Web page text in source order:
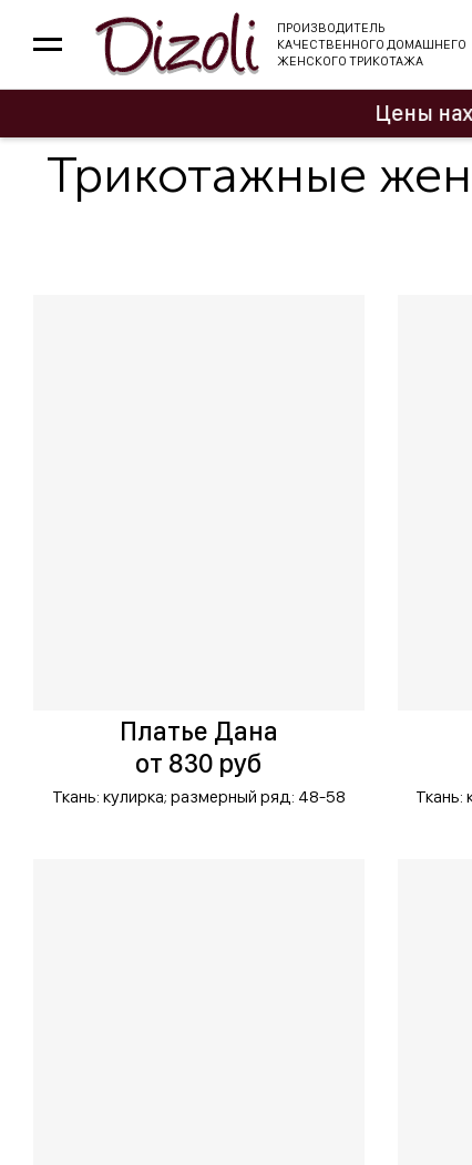
ПРОИЗВОДИТЕЛЬ
КАЧЕСТВЕННОГО ДОМАШНЕГО
ЖЕНСКОГО ТРИКОТАЖА
Цены находятся
Трикотажные
Платье Дана
от 830 руб
Ткань: кулирка; размерный ряд: 48-58 Ткань: